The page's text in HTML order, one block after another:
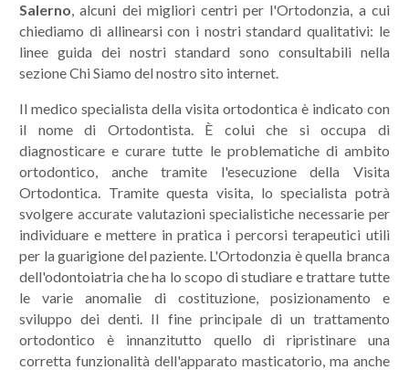
Salerno, alcuni dei migliori centri per l'Ortodonzia, a cui
chiediamo di allinearsi con i nostri standard qualitativi: le
linee guida dei nostri standard sono consultabili nella
sezione Chi Siamo del nostro sito internet.
Il medico specialista della visita ortodontica è indicato con
il nome di Ortodontista. È colui che si occupa di
diagnosticare e curare tutte le problematiche di ambito
ortodontico, anche tramite l'esecuzione della Visita
Ortodontica. Tramite questa visita, lo specialista potrà
svolgere accurate valutazioni specialistiche necessarie per
individuare e mettere in pratica i percorsi terapeutici utili
per la guarigione del paziente. L'Ortodonzia è quella branca
dell'odontoiatria che ha lo scopo di studiare e trattare tutte
le varie anomalie di costituzione, posizionamento e
sviluppo dei denti. Il fine principale di un trattamento
ortodontico è innanzitutto quello di ripristinare una
corretta funzionalità dell'apparato masticatorio, ma anche